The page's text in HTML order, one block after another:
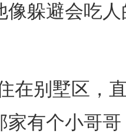
像躲避会吃
别墅区，直
家有个小哥